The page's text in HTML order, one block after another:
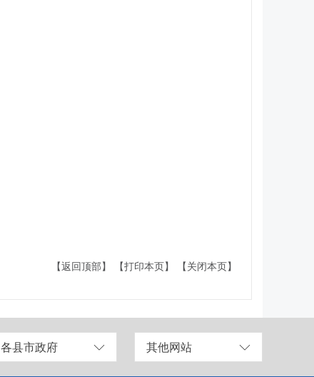
【返回顶部】
【打印本页】 【关闭本页】
各县市政府 其他网站